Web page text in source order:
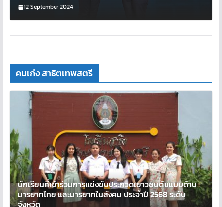
12 September 2024
คนเก่ง สาธิตเทพสตรี
นักเรียนที่เข้าร่วมการแข่งขันประกวดเยาวชนต้นแบบด้าน
มารยาทไทย และมารยาทในสังคม ประจำปี 2568 ระดับ
จังหวัด